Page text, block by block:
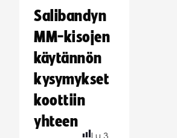
Salibandyn
MM-kisojen
käytännön
kysymykset
koottiin
yhteen